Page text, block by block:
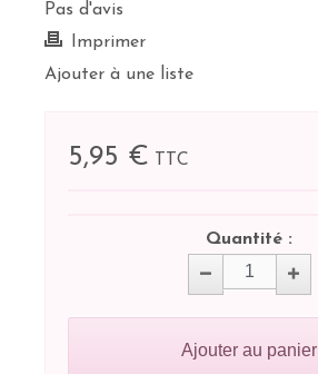
Pas d'avis
Imprimer
Ajouter à une liste
5,95 € TTC
Quantité :
Ajouter au panier